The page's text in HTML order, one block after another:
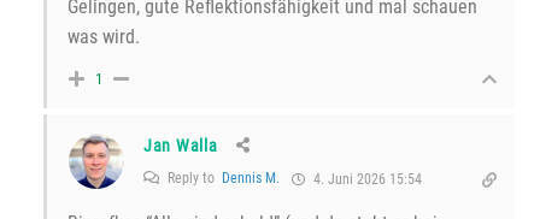
Gelingen, gute Reflektionsfähigkeit und mal schauen
was wird.
1
Jan Walla
Reply to Dennis M. 4. Juni 2026 15:54